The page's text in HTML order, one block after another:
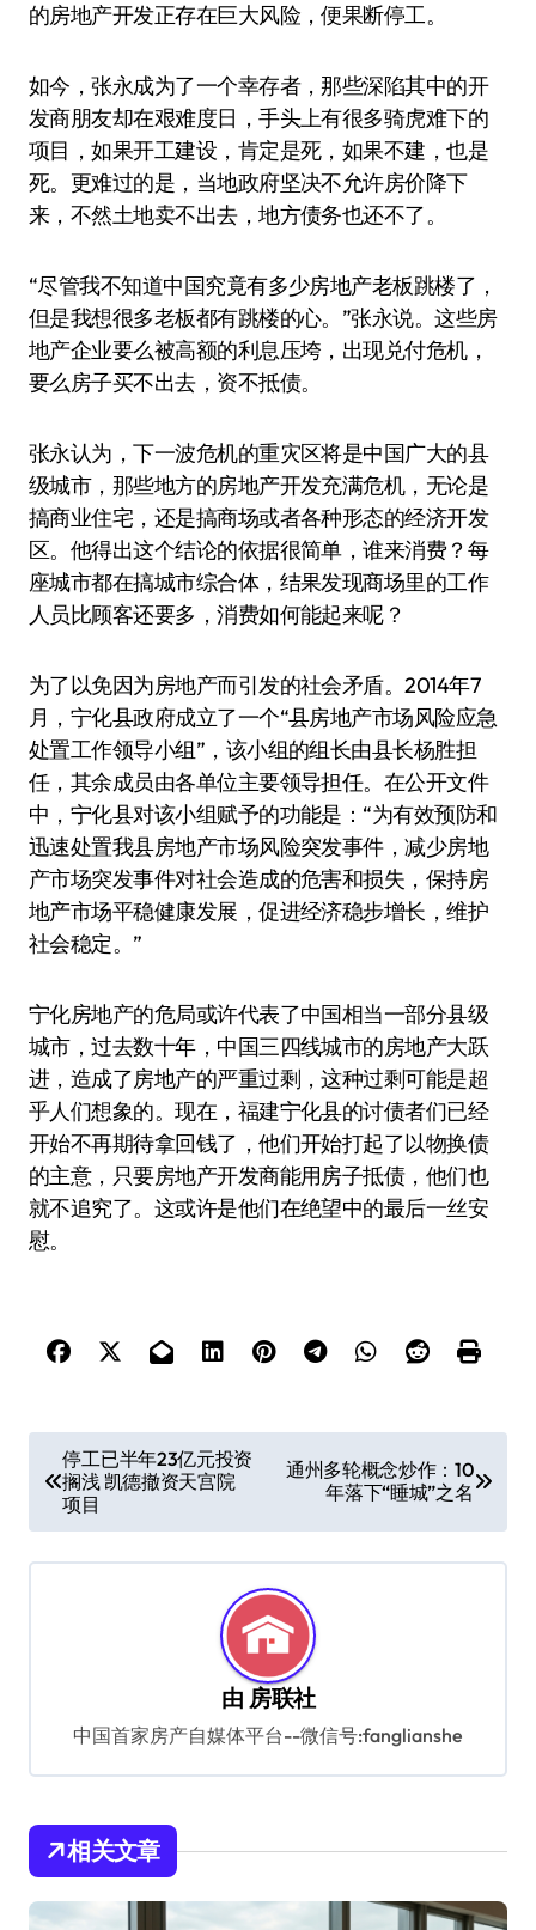
的房地产开发正存在巨大风险，便果断停工。
如今，张永成为了一个幸存者，那些深陷其中的开
发商朋友却在艰难度日，手头上有很多骑虎难下的
项目，如果开工建设，肯定是死，如果不建，也是
死。更难过的是，当地政府坚决不允许房价降下
来，不然土地卖不出去，地方债务也还不了。
“尽管我不知道中国究竟有多少房地产老板跳楼了，
但是我想很多老板都有跳楼的心。”张永说。这些房
地产企业要么被高额的利息压垮，出现兑付危机，
要么房子买不出去，资不抵债。
张永认为，下一波危机的重灾区将是中国广大的县
级城市，那些地方的房地产开发充满危机，无论是
搞商业住宅，还是搞商场或者各种形态的经济开发
区。他得出这个结论的依据很简单，谁来消费？每
座城市都在搞城市综合体，结果发现商场里的工作
人员比顾客还要多，消费如何能起来呢？
为了以免因为房地产而引发的社会矛盾。2014年7
月，宁化县政府成立了一个“县房地产市场风险应急
处置工作领导小组”，该小组的组长由县长杨胜担
任，其余成员由各单位主要领导担任。在公开文件
中，宁化县对该小组赋予的功能是：“为有效预防和
迅速处置我县房地产市场风险突发事件，减少房地
产市场突发事件对社会造成的危害和损失，保持房
地产市场平稳健康发展，促进经济稳步增长，维护
社会稳定。”
宁化房地产的危局或许代表了中国相当一部分县级
城市，过去数十年，中国三四线城市的房地产大跃
进，造成了房地产的严重过剩，这种过剩可能是超
乎人们想象的。现在，福建宁化县的讨债者们已经
开始不再期待拿回钱了，他们开始打起了以物换债
的主意，只要房地产开发商能用房子抵债，他们也
就不追究了。这或许是他们在绝望中的最后一丝安
慰。
章
导
航
停工已半年23亿元投资
搁浅 凯德撤资天宫院
项目
通州多轮概念炒作：10
年落下“睡城”之名
由 房联社
中国首家房产自媒体平台--微信号:fanglianshe
相关文章